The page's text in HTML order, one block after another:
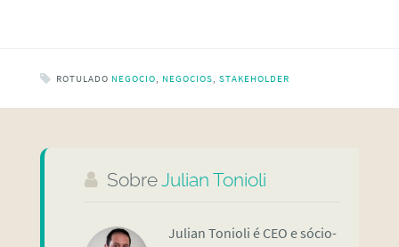
ROTULADO NEGOCIO, NEGOCIOS, STAKEHOLDER
SobreJulian Tonioli
Julian Tonioli é CEO e sócio-